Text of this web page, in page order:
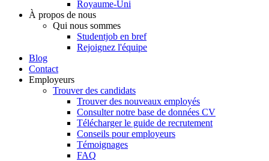
Royaume-Uni
À propos de nous
Qui nous sommes
Studentjob en bref
Rejoignez l'équipe
Blog
Contact
Employeurs
Trouver des candidats
Trouver des nouveaux employés
Consulter notre base de données CV
Télécharger le guide de recrutement
Conseils pour employeurs
Témoignages
FAQ